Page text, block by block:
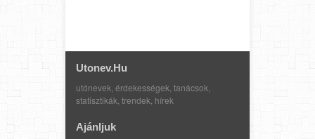
Utonev.hu
utónevek, érdekességek, tanácsok,
statisztikák, trendek, hírek
Ajánljuk